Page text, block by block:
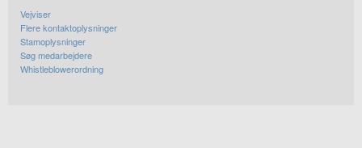
Vejviser
Flere kontaktoplysninger
Stamoplysninger
Søg medarbejdere
Whistleblowerordning